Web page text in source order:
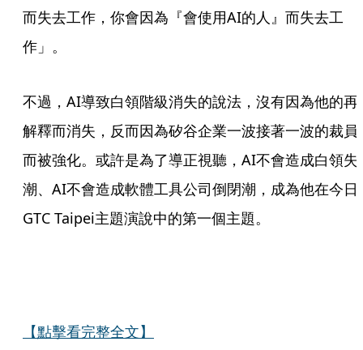
而失去工作，你會因為『會使用AI的人』而失去工
作」。
不過，AI導致白領階級消失的說法，沒有因為他的再
解釋而消失，反而因為矽谷企業一波接著一波的裁員
而被強化。或許是為了導正視聽，AI不會造成白領失
潮、AI不會造成軟體工具公司倒閉潮，成為他在今日
GTC Taipei主題演說中的第一個主題。
【點擊看完整全文】